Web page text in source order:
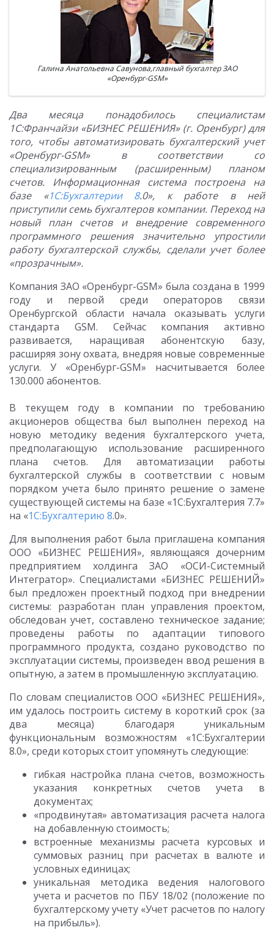
Галина Анатольевна Савунова,главный бухгалтер ЗАО
«Оренбург-GSM»
Два месяца понадобилось специалистам
1С:Франчайзи «БИЗНЕС РЕШЕНИЯ» (г. Оренбург) для
того, чтобы автоматизировать бухгалтерский учет
«Оренбург-GSM» в соответствии со
специализированным (расширенным) планом
счетов. Информационная система построена на
базе «1С:Бухгалтерии 8.0», к работе в ней
приступили семь бухгалтеров компании. Переход на
новый план счетов и внедрение современного
программного решения значительно упростили
работу бухгалтерской службы, сделали учет более
«прозрачным».
Компания ЗАО «Оренбург-GSM» была создана в 1999
году и первой среди операторов связи
Оренбургской области начала оказывать услуги
стандарта GSM. Сейчас компания активно
развивается, наращивая абонентскую базу,
расширяя зону охвата, внедряя новые современные
услуги. У «Оренбург-GSM» насчитывается более
130.000 абонентов.
В текущем году в компании по требованию
акционеров общества был выполнен переход на
новую методику ведения бухгалтерского учета,
предполагающую использование расширенного
плана счетов. Для автоматизации работы
бухгалтерской службы в соответствии с новым
порядком учета было принято решение о замене
существующей системы на базе «1С:Бухгалтерия 7.7»
на «1С:Бухгалтерию 8.0».
Для выполнения работ была приглашена компания
ООО «БИЗНЕС РЕШЕНИЯ», являющаяся дочерним
предприятием холдинга ЗАО «ОСИ-Системный
Интегратор». Специалистами «БИЗНЕС РЕШЕНИЙ»
был предложен проектный подход при внедрении
системы: разработан план управления проектом,
обследован учет, составлено техническое задание;
проведены работы по адаптации типового
программного продукта, создано руководство по
эксплуатации системы, произведен ввод решения в
опытную, а затем в промышленную эксплуатацию.
По словам специалистов ООО «БИЗНЕС РЕШЕНИЯ»,
им удалось построить систему в короткий срок (за
два месяца) благодаря уникальным
функциональным возможностям «1С:Бухгалтерии
8.0», среди которых стоит упомянуть следующие:
гибкая настройка плана счетов, возможность
указания конкретных счетов учета в
документах;
«продвинутая» автоматизация расчета налога
на добавленную стоимость;
встроенные механизмы расчета курсовых и
суммовых разниц при расчетах в валюте и
условных единицах;
уникальная методика ведения налогового
учета и расчетов по ПБУ 18/02 (положение по
бухгалтерскому учету «Учет расчетов по налогу
на прибыль»).